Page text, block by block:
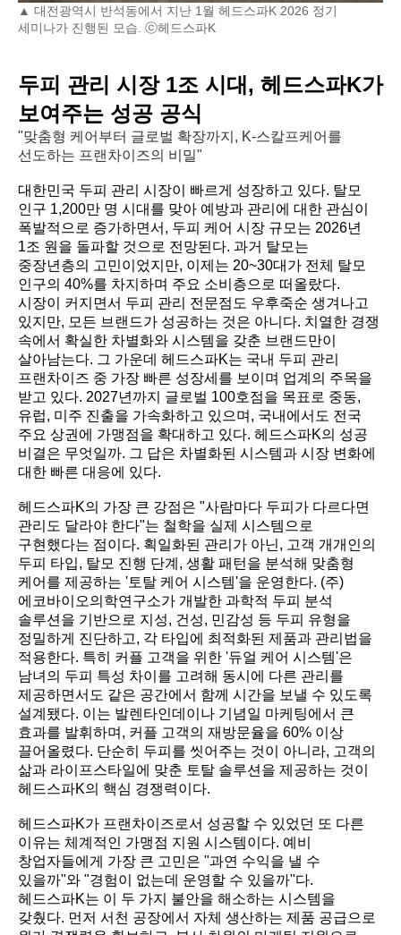
▲ 대전광역시 반석동에서 지난 1월 헤드스파K 2026 정기
세미나가 진행된 모습. ⓒ헤드스파K
두피 관리 시장 1조 시대, 헤드스파K가
보여주는 성공 공식
"맞춤형 케어부터 글로벌 확장까지, K-스칼프케어를
선도하는 프랜차이즈의 비밀"
대한민국 두피 관리 시장이 빠르게 성장하고 있다. 탈모
인구 1,200만 명 시대를 맞아 예방과 관리에 대한 관심이
폭발적으로 증가하면서, 두피 케어 시장 규모는 2026년
1조 원을 돌파할 것으로 전망된다. 과거 탈모는
중장년층의 고민이었지만, 이제는 20~30대가 전체 탈모
인구의 40%를 차지하며 주요 소비층으로 떠올랐다.
시장이 커지면서 두피 관리 전문점도 우후죽순 생겨나고
있지만, 모든 브랜드가 성공하는 것은 아니다. 치열한 경쟁
속에서 확실한 차별화와 시스템을 갖춘 브랜드만이
살아남는다. 그 가운데 헤드스파K는 국내 두피 관리
프랜차이즈 중 가장 빠른 성장세를 보이며 업계의 주목을
받고 있다. 2027년까지 글로벌 100호점을 목표로 중동,
유럽, 미주 진출을 가속화하고 있으며, 국내에서도 전국
주요 상권에 가맹점을 확대하고 있다. 헤드스파K의 성공
비결은 무엇일까. 그 답은 차별화된 시스템과 시장 변화에
대한 빠른 대응에 있다.
헤드스파K의 가장 큰 강점은 "사람마다 두피가 다르다면
관리도 달라야 한다"는 철학을 실제 시스템으로
구현했다는 점이다. 획일화된 관리가 아닌, 고객 개개인의
두피 타입, 탈모 진행 단계, 생활 패턴을 분석해 맞춤형
케어를 제공하는 '토탈 케어 시스템'을 운영한다. (주)
에코바이오의학연구소가 개발한 과학적 두피 분석
솔루션을 기반으로 지성, 건성, 민감성 등 두피 유형을
정밀하게 진단하고, 각 타입에 최적화된 제품과 관리법을
적용한다. 특히 커플 고객을 위한 '듀얼 케어 시스템'은
남녀의 두피 특성 차이를 고려해 동시에 다른 관리를
제공하면서도 같은 공간에서 함께 시간을 보낼 수 있도록
설계됐다. 이는 발렌타인데이나 기념일 마케팅에서 큰
효과를 발휘하며, 커플 고객의 재방문율을 60% 이상
끌어올렸다. 단순히 두피를 씻어주는 것이 아니라, 고객의
삶과 라이프스타일에 맞춘 토탈 솔루션을 제공하는 것이
헤드스파K의 핵심 경쟁력이다.
헤드스파K가 프랜차이즈로서 성공할 수 있었던 또 다른
이유는 체계적인 가맹점 지원 시스템이다. 예비
창업자들에게 가장 큰 고민은 "과연 수익을 낼 수
있을까"와 "경험이 없는데 운영할 수 있을까"다.
헤드스파K는 이 두 가지 불안을 해소하는 시스템을
갖췄다. 먼저 서천 공장에서 자체 생산하는 제품 공급으로